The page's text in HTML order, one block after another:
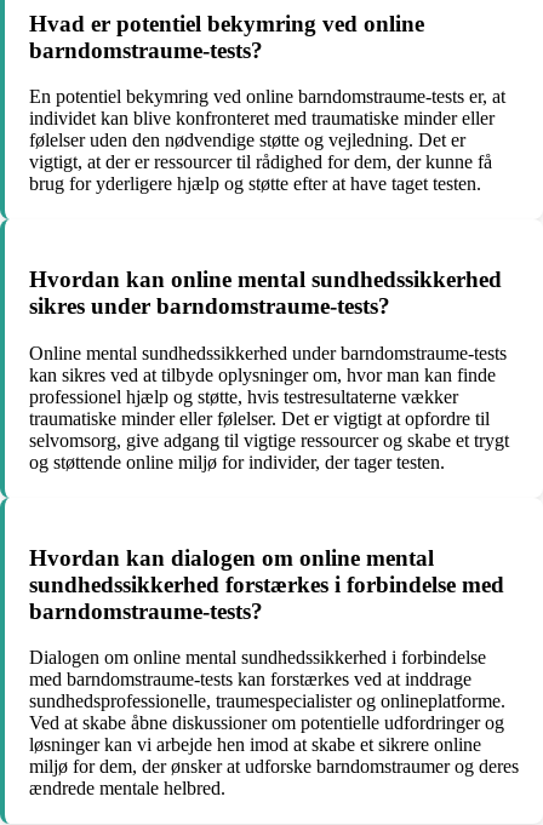
Hvad er potentiel bekymring ved online
barndomstraume-tests?
En potentiel bekymring ved online barndomstraume-tests er, at
individet kan blive konfronteret med traumatiske minder eller
følelser uden den nødvendige støtte og vejledning. Det er
vigtigt, at der er ressourcer til rådighed for dem, der kunne få
brug for yderligere hjælp og støtte efter at have taget testen.
Hvordan kan online mental sundhedssikkerhed
sikres under barndomstraume-tests?
Online mental sundhedssikkerhed under barndomstraume-tests
kan sikres ved at tilbyde oplysninger om, hvor man kan finde
professionel hjælp og støtte, hvis testresultaterne vækker
traumatiske minder eller følelser. Det er vigtigt at opfordre til
selvomsorg, give adgang til vigtige ressourcer og skabe et trygt
og støttende online miljø for individer, der tager testen.
Hvordan kan dialogen om online mental
sundhedssikkerhed forstærkes i forbindelse med
barndomstraume-tests?
Dialogen om online mental sundhedssikkerhed i forbindelse
med barndomstraume-tests kan forstærkes ved at inddrage
sundhedsprofessionelle, traumespecialister og onlineplatforme.
Ved at skabe åbne diskussioner om potentielle udfordringer og
løsninger kan vi arbejde hen imod at skabe et sikrere online
miljø for dem, der ønsker at udforske barndomstraumer og deres
ændrede mentale helbred.